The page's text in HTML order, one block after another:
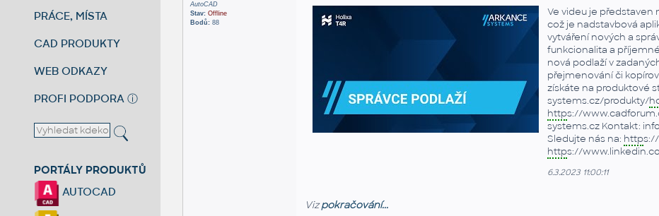
PRÁCE, MÍSTA
CAD PRODUKTY
WEB ODKAZY
PROFI PODPORA ⓘ
PORTÁLY PRODUKTŮ
AUTOCAD
AutoCAD
Stav: Offline
Bodů:88
Ve videu je představen
což je nadstavbová
vytváření nových a
funkcionalita a
nová podlaží v
přejmenování či
získáte na produktové
systems.cz/produkty/
https://
systems.cz Kontakt:
Sledujte nás na: http
https://
6.3.2023 11:00:11
Vizpokračování...